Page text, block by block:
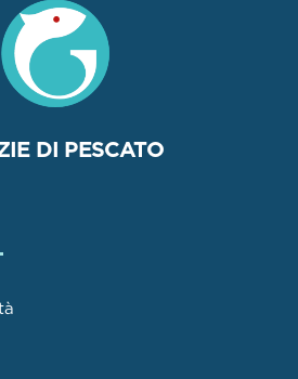
DI PESCATO